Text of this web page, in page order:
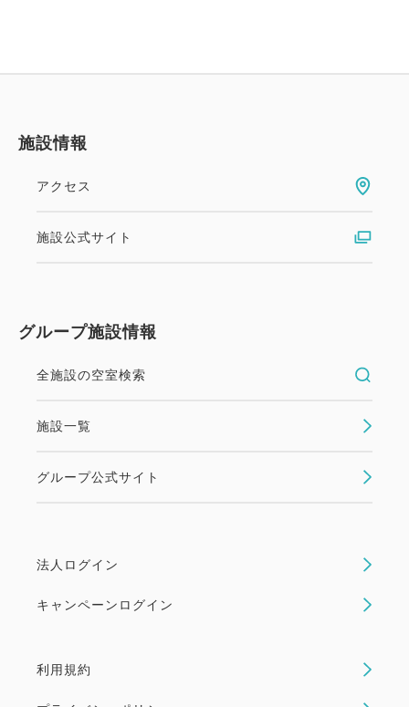
施設情報
アクセス
施設公式サイト
グループ施設情報
全施設の空室検索
施設一覧
グループ公式サイト
法人ログイン
キャンペーンログイン
利用規約